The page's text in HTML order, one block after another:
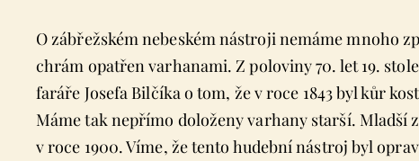
O zábřežském nebeském nástroji nemáme mnoho
chrám opatřen varhanami. Z poloviny 70. let 19.
faráře Josefa Bilčíka o tom, že v roce 1843 byl kůr
Máme tak nepřímo doloženy varhany starší.
v roce 1900. Víme, že tento hudební nástroj byl